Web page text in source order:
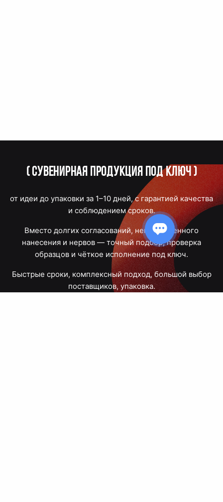
(Сувенирная продукция под ключ)
от идеи до упаковки за 1–10 дней, с гарантией качества
и соблюдением сроков.
Вместо долгих согласований, некачественного
нанесения и нервов — точный подбор, проверка
образцов и чёткое исполнение под ключ.
Быстрые сроки, комплексный подход, большой выбор
поставщиков, упаковка.